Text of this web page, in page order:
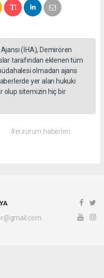
(İHA), Demirören
tarafından eklenen tüm
olmadan ajans
yer alan hukuki
olup sitemizin hiç bir
#erzurum haberleri